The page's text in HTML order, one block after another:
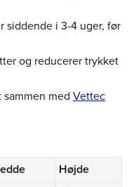
siddende i 3-4 uger, før
og reducerer trykket
med Vettec
Højde